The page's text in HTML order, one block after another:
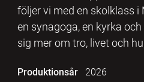
följer vi med en skolklass i
en synagoga, en kyrka
sig mer om tro, livet och
Produktionsår
2026